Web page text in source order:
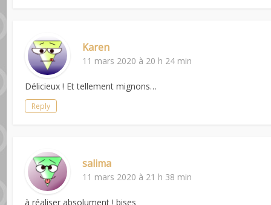
Karen
11 mars 2020 à 20 h 24 min
Délicieux ! Et tellement mignons…
Reply
salima
11 mars 2020 à 21 h 38 min
à réaliser absolument ! bises